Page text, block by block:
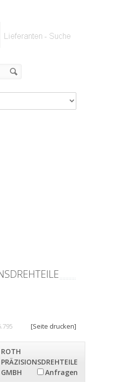
[Seite drucken]
ROTH
PRÄZISIONSDREHTEILE
GMBH
Anfragen